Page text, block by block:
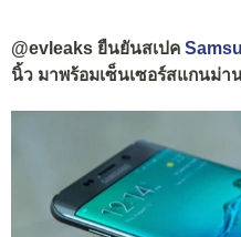
@evleaks ยืนยันสเปค
นิ้ว มาพร้อมเซ็นเซอร์สแกนม่า